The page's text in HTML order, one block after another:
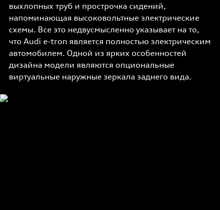
выхлопных труб и прострочка сидений,
напоминающая высоковольтные электрические
схемы. Все это недвусмысленно указывает на то,
что Audi e-tron является полностью электрическим
автомобилем. Одной из ярких особенностей
дизайна модели являются опциональные
виртуальные наружные зеркала заднего вида.